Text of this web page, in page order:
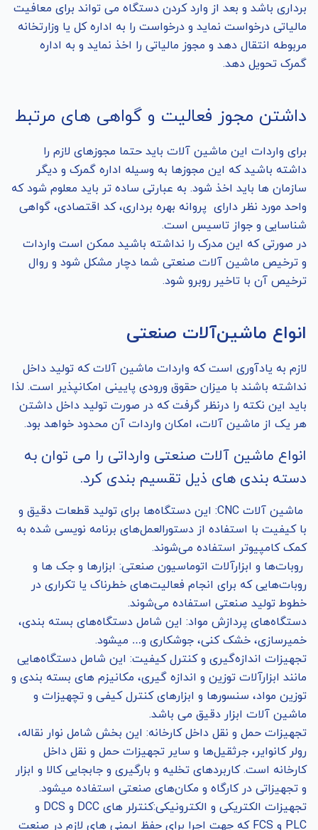
برداری باشد و بعد از وارد کردن دستگاه می تواند برای معافیت
مالیاتی درخواست نماید و درخواست را به اداره کل یا وزارتخانه
مربوطه انتقال دهد و مجوز مالیاتی را اخذ نماید و به اداره
گمرک تحویل دهد.
داشتن مجوز فعالیت و گواهی های مرتبط
برای واردات این ماشین آلات باید حتما مجوزهای لازم را
داشته باشید که این مجوزها به وسیله اداره گمرک و دیگر
سازمان ها باید اخذ شود. به عبارتی ساده تر باید معلوم شود که
واحد مورد نظر دارای پروانه بهره برداری، کد اقتصادی، گواهی
شناسایی و جواز تاسیس است.
در صورتی که این مدرک را نداشته باشید ممکن است واردات
و ترخیص ماشین آلات صنعتی شما دچار مشکل شود و روال
ترخیص آن با تاخیر روبرو شود.
انواع ماشین‌آلات صنعتی
لازم به یادآوری است که واردات ماشین آلات که تولید داخل
نداشته باشند با میزان حقوق ورودی پایینی امکانپذیر است. لذا
باید این نکته را درنظر گرفت که در صورت تولید داخل داشتن
هر یک از ماشین آلات، امکان واردات آن محدود خواهد بود.
انواع ماشین آلات صنعتی وارداتی را می توان به
دسته بندی های ذیل تقسیم بندی کرد.
ماشین آلات CNC: این دستگاه‌ها برای تولید قطعات دقیق و
با کیفیت با استفاده از دستورالعمل‌های برنامه نویسی شده به
کمک کامپیوتر استفاده می‌شوند.
روبات‌ها و ابزارآلات اتوماسیون صنعتی: ابزارها و جک ها و
روبات‌هایی که برای انجام فعالیت‌های خطرناک یا تکراری در
خطوط تولید صنعتی استفاده می‌شوند.
دستگاه‌های پردازش مواد: این شامل دستگاه‌های بسته بندی،
خمیرسازی، خشک کنی، جوشکاری و… میشود.
تجهیزات اندازه‌گیری و کنترل کیفیت: این شامل دستگاه‌هایی
مانند ابزارآلات توزین و اندازه گیری، مکانیزم های بسته بندی و
توزین مواد، سنسورها و ابزارهای کنترل کیفی و تچهیزات و
ماشین آلات ابزار دقیق می باشد.
تجهیزات حمل و نقل داخل کارخانه: این بخش شامل نوار نقاله،
رولر کانوایر، جرثقیل‌ها و سایر تجهیزات حمل و نقل داخل
کارخانه است. کاربردهای تخلیه و بارگیری و جابجایی کالا و ابزار
و تجهیزاتی در کارگاه و مکان‌های صنعتی استفاده میشود.
تجهیزات الکتریکی و الکترونیکی:کنترلر های DCC و DCS و
PLC و FCS که جهت اجرا برای حفظ ایمنی های لازم در صنعت